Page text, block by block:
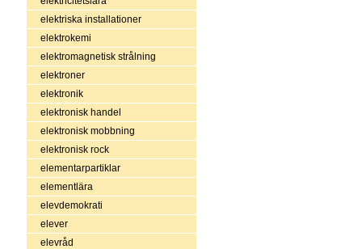
elektriska installationer
elektrokemi
elektromagnetisk strålning
elektroner
elektronik
elektronisk handel
elektronisk mobbning
elektronisk rock
elementarpartiklar
elementlära
elevdemokrati
elever
elevråd